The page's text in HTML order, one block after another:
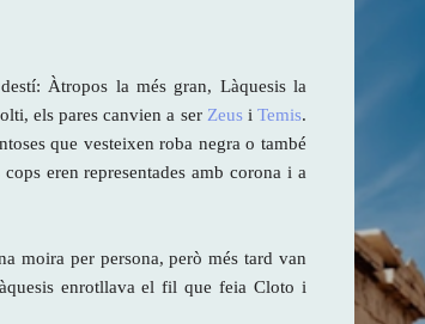
Àtropos la més gran, Làquesis la
els pares canvien a ser Zeus iTemis.
que vesteixen roba negra o també
eren representades amb corona i a
moira per persona, però més tard van
enrotllava el fil que feia Cloto i